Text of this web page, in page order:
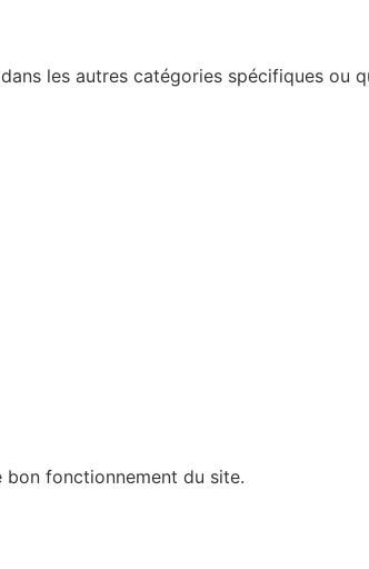
les autres catégories spécifiques ou
bon fonctionnement du site.